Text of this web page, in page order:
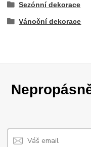
Sezónní dekorace
Vánoční dekorace